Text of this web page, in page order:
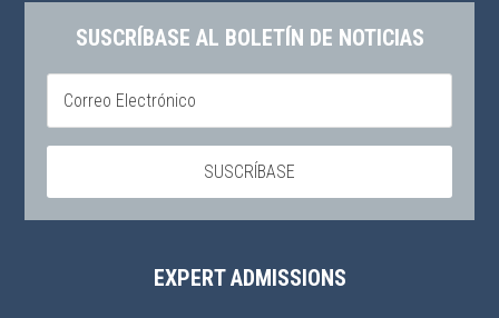
SUSCRÍBASE AL BOLETÍN DE NOTICIAS
EXPERT ADMISSIONS